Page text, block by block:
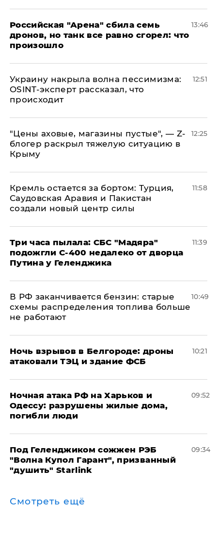
​Российская "Арена" сбила семь
дронов, но танк все равно сгорел: что
произошло
13:46
​Украину накрыла волна пессимизма:
OSINT-эксперт рассказал, что
происходит
12:51
​"Цены аховые, магазины пустые", — Z-
блогер раскрыл тяжелую ситуацию в
Крыму
12:25
​Кремль остается за бортом: Турция,
Саудовская Аравия и Пакистан
создали новый центр силы
11:58
Три часа пылала: СБС "Мадяра"
подожгли С-400 недалеко от дворца
Путина у Геленджика
11:39
​В РФ заканчивается бензин: старые
схемы распределения топлива больше
не работают
10:49
​Ночь взрывов в Белгороде: дроны
атаковали ТЭЦ и здание ФСБ
10:21
​Ночная атака РФ на Харьков и
Одессу: разрушены жилые дома,
погибли люди
09:52
Под Геленджиком сожжен РЭБ
"Волна Купол Гарант", призванный
"душить" Starlink
09:34
Смотреть ещё